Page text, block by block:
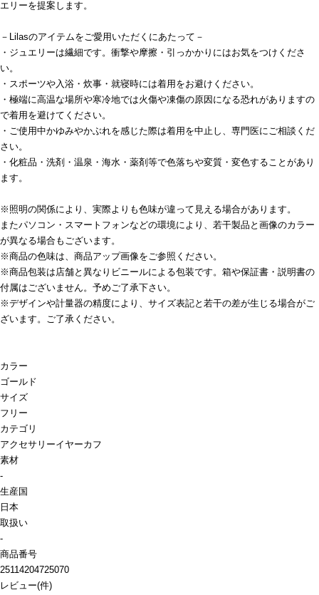
エリーを提案します。
－Lilasのアイテムをご愛用いただくにあたって－
・ジュエリーは繊細です。衝撃や摩擦・引っかかりにはお気をつけくださ
い。
・スポーツや入浴・炊事・就寝時には着用をお避けください。
・極端に高温な場所や寒冷地では火傷や凍傷の原因になる恐れがありますの
で着用を避けてください。
・ご使用中かゆみやかぶれを感じた際は着用を中止し、専門医にご相談くだ
さい。
・化粧品・洗剤・温泉・海水・薬剤等で色落ちや変質・変色することがあり
ます。
※照明の関係により、実際よりも色味が違って見える場合があります。
またパソコン・スマートフォンなどの環境により、若干製品と画像のカラー
が異なる場合もございます。
※商品の色味は、商品アップ画像をご参照ください。
※商品包装は店舗と異なりビニールによる包装です。箱や保証書・説明書の
付属はございません。予めご了承下さい。
※デザインや計量器の精度により、サイズ表記と若干の差が生じる場合がご
ざいます。ご了承ください。
カラー
ゴールド
サイズ
フリー
カテゴリ
アクセサリーイヤーカフ
素材
-
生産国
日本
取扱い
-
商品番号
25114204725070
レビュー(件)